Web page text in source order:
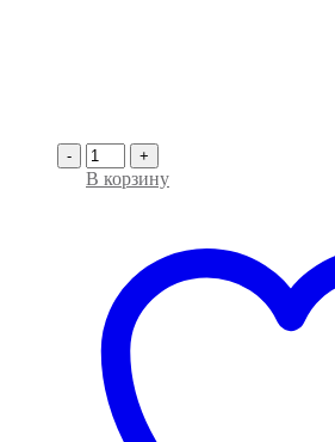
- +
В корзину